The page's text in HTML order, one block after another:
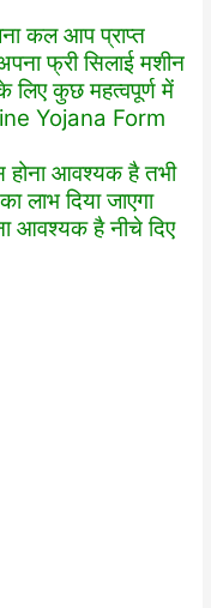
कल आप प्राप्त
फ्री सिलाई मशीन
लिए कुछ महत्वपूर्ण में
Yojana Form
होना आवश्यक है तभी
लाभ दिया जाएगा
आवश्यक है नीचे दिए